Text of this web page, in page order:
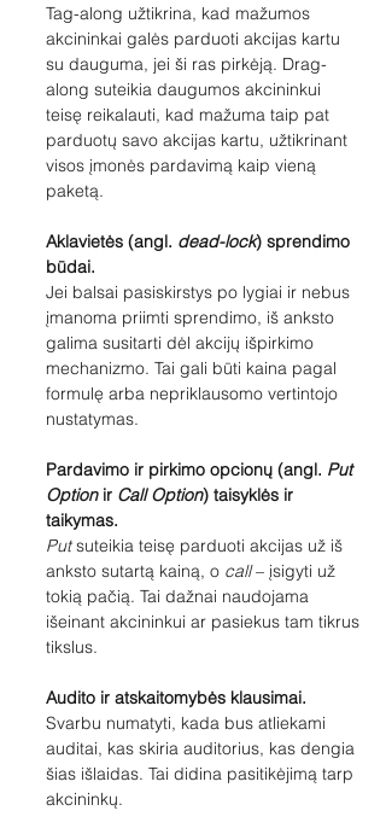
Tag-along užtikrina, kad mažumos
akcininkai galės parduoti akcijas kartu
su dauguma, jei ši ras pirkėją. Drag-
along suteikia daugumos akcininkui
teisę reikalauti, kad mažuma taip pat
parduotų savo akcijas kartu, užtikrinant
visos įmonės pardavimą kaip vieną
paketą.
Aklavietės (angl. dead-lock) sprendimo
būdai.
Jei balsai pasiskirstys po lygiai ir nebus
įmanoma priimti sprendimo, iš anksto
galima susitarti dėl akcijų išpirkimo
mechanizmo. Tai gali būti kaina pagal
formulę arba nepriklausomo vertintojo
nustatymas.
Pardavimo ir pirkimo opcionų (angl. Put
Option ir Call Option) taisyklės ir
taikymas.
Put suteikia teisę parduoti akcijas už iš
anksto sutartą kainą, o call – įsigyti už
tokią pačią. Tai dažnai naudojama
išeinant akcininkui ar pasiekus tam tikrus
tikslus.
Audito ir atskaitomybės klausimai.
Svarbu numatyti, kada bus atliekami
auditai, kas skiria auditorius, kas dengia
šias išlaidas. Tai didina pasitikėjimą tarp
akcininkų.